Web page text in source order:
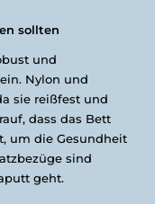
sollten
und
Nylon und
sie reißfest und
dass das Bett
um die Gesundheit
sind
geht.